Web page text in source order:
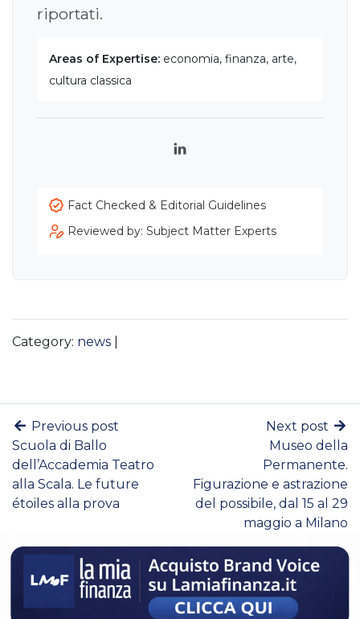
riportati.
Areas of Expertise: economia, finanza, arte,
cultura classica
LinkedIn
Fact Checked & Editorial Guidelines
Reviewed by: Subject Matter Experts
Category: news
Previous post
Scuola di Ballo
dell’Accademia Teatro
alla Scala. Le future
étoiles alla prova
Next post
Museo della
Permanente.
Figurazione e astrazione
del possibile, dal 15 al 29
maggio a Milano